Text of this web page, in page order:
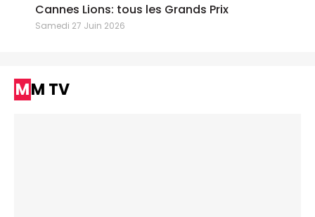
Cannes Lions: tous les Grands Prix
Samedi 27 Juin 2026
MM TV